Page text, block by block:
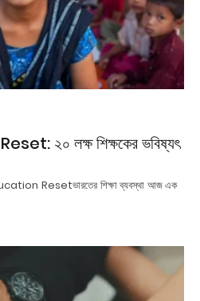
২০ লক্ষ শিক্ষকের ভবিষ্যৎ
Resetভারতের শিক্ষা ব্যবস্থা আজ এক